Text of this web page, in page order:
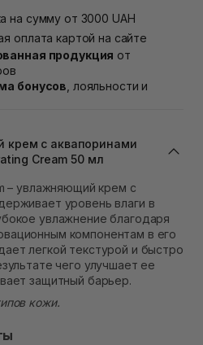
4
ул. Академика Подстригача,
Степана Бандеры 43
ул. Кулика и Гудачека 23 (ТЦ
на сумму от 3000 UAH
оплата картой на сайте
продукция от
бонусов , лояльности и
крем с аквапоринами
Cream 50 мл
– увлажняющий крем с
уровень влаги в
увлажнение благодаря
компонентам в его
легкой текстурой и быстро
чего улучшает ее
защитный барьер.
кожи.